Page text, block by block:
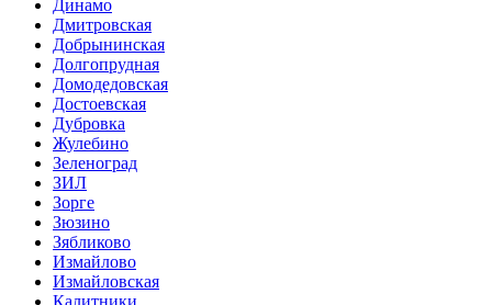
Динамо
Дмитровская
Добрынинская
Долгопрудная
Домодедовская
Достоевская
Дубровка
Жулебино
Зеленоград
ЗИЛ
Зорге
Зюзино
Зябликово
Измайлово
Измайловская
Калитники